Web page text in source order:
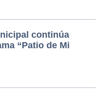
continúa
“Patio de Mi